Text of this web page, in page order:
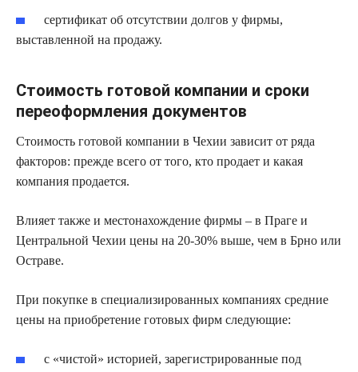
сертификат об отсутствии долгов у фирмы,
выставленной на продажу.
Стоимость готовой компании и сроки
переоформления документов
Стоимость готовой компании в Чехии зависит от ряда
факторов: прежде всего от того, кто продает и какая
компания продается.
Влияет также и местонахождение фирмы – в Праге и
Центральной Чехии цены на 20-30% выше, чем в Брно или
Остраве.
При покупке в специализированных компаниях средние
цены на приобретение готовых фирм следующие:
с «чистой» историей, зарегистрированные под